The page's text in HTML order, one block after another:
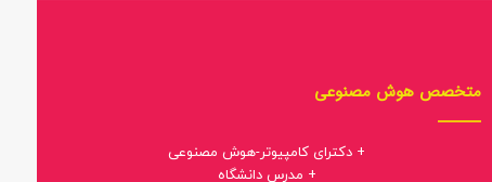
متخصص هوش مصنوعی
+ دکترای کامپیوتر-هوش مصنوعی
+ مدرس دانشگاه